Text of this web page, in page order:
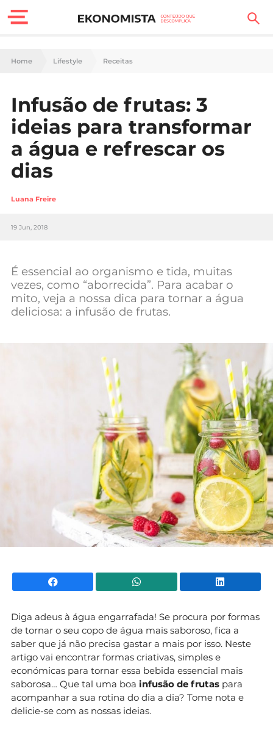
Finanças Pessoais
Carreira
Casa
Lifestyle
Sociedade
Tecnologia
Negócios
Mundial 2026
Home Lifestyle Receitas
Infusão de frutas: 3
ideias para transformar
a água e refrescar os
dias
Luana Freire
19 Jun, 2018
É essencial ao organismo e tida, muitas
vezes, como “aborrecida”. Para acabar o
mito, veja a nossa dica para tornar a água
deliciosa: a infusão de frutas.
Facebook WhatsApp
Diga adeus à água engarrafada! Se procura por formas
de tornar o seu copo de água mais saboroso, fica a
saber que já não precisa gastar a mais por isso. Neste
artigo vai encontrar formas criativas, simples e
económicas para tornar essa bebida essencial mais
saborosa… Que tal uma boa infusão de frutas para
acompanhar a sua rotina do dia a dia? Tome nota e
delicie-se com as nossas ideias.